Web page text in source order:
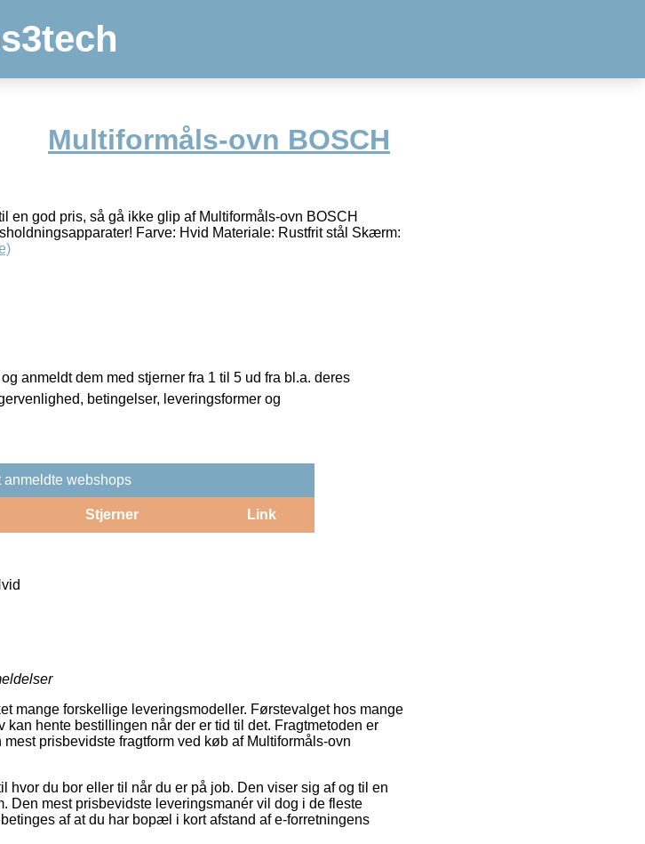
Multiformåls-ovn BOSCH
en god pris, så gå ikke glip af Multiformåls-ovn BOSCH
Farve: Hvid Materiale: Rustfrit stål Skærm:
anmeldt dem med stjerner fra 1 til 5 ud fra bl.a. deres
betingelser, leveringsformer og
anmeldte webshops
Stjerner Link
mange forskellige leveringsmodeller. Førstevalget hos mange
hente bestillingen når der er tid til det. Fragtmetoden er
prisbevidste fragtform ved køb af Multiformåls-ovn
hvor du bor eller til når du er på job. Den viser sig af og til en
Den mest prisbevidste leveringsmanér vil dog i de fleste
af at du har bopæl i kort afstand af e-forretningens